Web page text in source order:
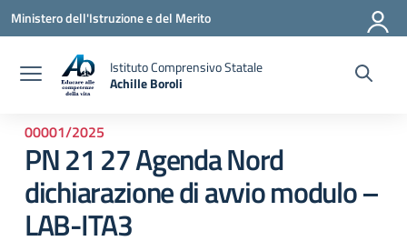
Vai ai contenuti
Vai al menu di navigazione
Vai al footer
Ministero dell'Istruzione e del Merito
Istituto Comprensivo Statale
Achille Boroli
00001/2025
PN 21 27 Agenda Nord
dichiarazione di avvio modulo –
LAB-ITA3